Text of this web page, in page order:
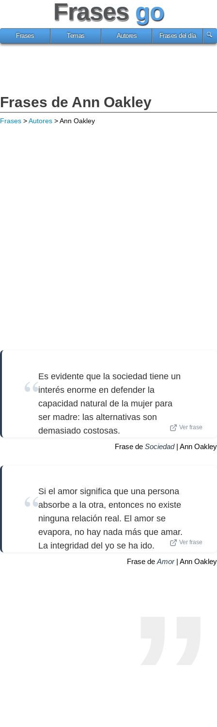
Frases go
Frases Temas Autores Frases del día
Frases de Ann Oakley
Frases >Autores > Ann Oakley
Es evidente que la sociedad tiene un
interés enorme en defender la
capacidad natural de la mujer para
ser madre: las alternativas son
demasiado costosas.
Ver frase
Frase de Sociedad| Ann Oakley
Si el amor significa que una persona
absorbe a la otra, entonces no existe
ninguna relación real. El amor se
evapora, no hay nada más que amar.
La integridad del yo se ha ido.
Ver frase
Frase de Amor| Ann Oakley